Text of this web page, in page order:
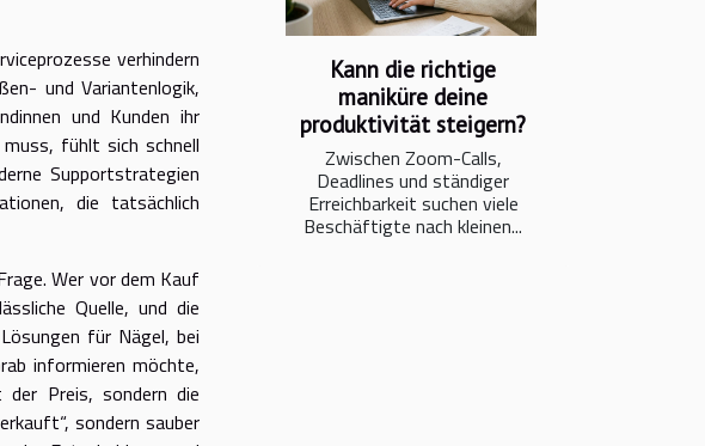
verhindern
und Variantenlogik,
und Kunden ihr
fühlt sich schnell
Supportstrategien
die tatsächlich
Wer vor dem Kauf
Quelle, und die
für Nägel, bei
informieren möchte,
Preis, sondern die
sondern sauber
Kann die richtige
maniküre deine
produktivität steigern?
Zwischen Zoom-Calls,
Deadlines und ständiger
Erreichbarkeit suchen viele
Beschäftigte nach kleinen...